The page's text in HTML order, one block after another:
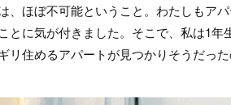
、ほぼ不可能ということ。わたしもア
とに気が付きました。そこで、私は1
リ住めるアパートが見つかりそうだった